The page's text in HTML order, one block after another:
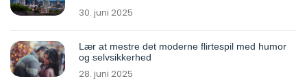
30. juni 2025
Lær at mestre det moderne flirtespil med humor
og selvsikkerhed
28. juni 2025